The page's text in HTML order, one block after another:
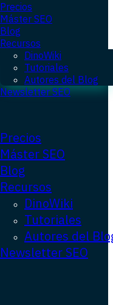
Precios
Máster SEO
Blog
Recursos
DinoWiki
Tutoriales
Autores del Blog
Newsletter SEO
Precios
Máster SEO
Blog
Recursos
DinoWiki
Tutoriales
Autores del
Newsletter SEO